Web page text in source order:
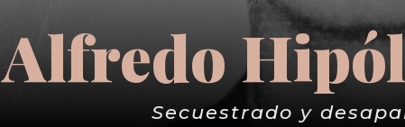
Alfredo
Secuestrado y